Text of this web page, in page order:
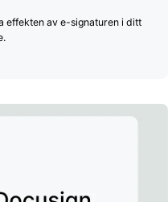
effekten av e-signaturen i ditt